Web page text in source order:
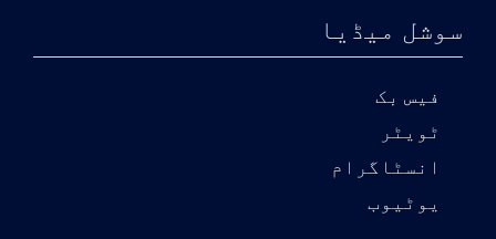
سوشل میڈیا
فیس بک
ٹویٹر
انسٹاگرام
یوٹیوب